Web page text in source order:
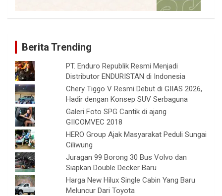
Berita Trending
PT. Enduro Republik Resmi Menjadi
Distributor ENDURISTAN di Indonesia
Chery Tiggo V Resmi Debut di GIIAS 2026,
Hadir dengan Konsep SUV Serbaguna
Galeri Foto SPG Cantik di ajang
GIICOMVEC 2018
HERO Group Ajak Masyarakat Peduli Sungai
Ciliwung
Juragan 99 Borong 30 Bus Volvo dan
Siapkan Double Decker Baru
Harga New Hilux Single Cabin Yang Baru
Meluncur Dari Toyota